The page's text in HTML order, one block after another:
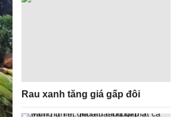
Rau xanh tăng giá gấp đôi